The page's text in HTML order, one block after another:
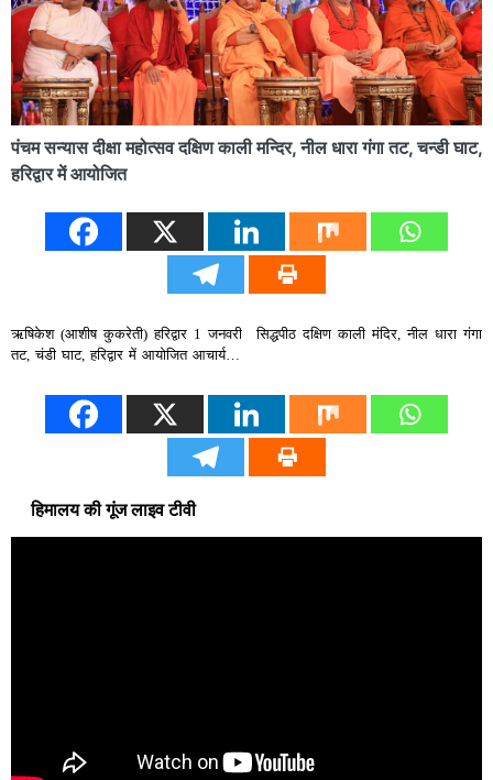
पंचम सन्यास दीक्षा महोत्सव दक्षिण काली मन्दिर, नील धारा गंगा तट, चन्डी घाट,
हरिद्वार में आयोजित
ऋषिकेश (आशीष कुकरेती) हरिद्वार 1 जनवरी सिद्धपीठ दक्षिण काली मंदिर, नील धारा गंगा
तट, चंडी घाट, हरिद्वार में आयोजित आचार्य…
हिमालय की गूंज लाइव टीवी